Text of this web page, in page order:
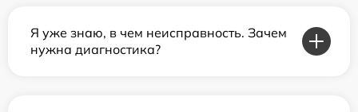
Я уже знаю, в чем неисправность. Зачем
нужна диагностика?